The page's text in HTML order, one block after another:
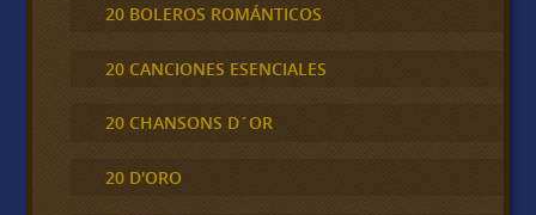
20 BOLEROS ROMÁNTICOS
20 CANCIONES ESENCIALES
20 CHANSONS D´OR
20 D'ORO